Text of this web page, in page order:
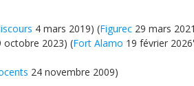
4 mars 2019) (Figurec 29 mars
octobre 2023) (Fort Alamo 19 février
24 novembre 2009)